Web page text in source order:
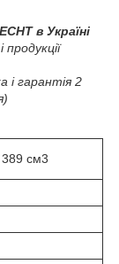
в Україні
і гарантія 2
см3